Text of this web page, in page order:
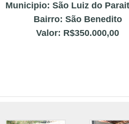
Municipio: São Luiz do
Bairro: São Benedito
Valor: R$350.000,00